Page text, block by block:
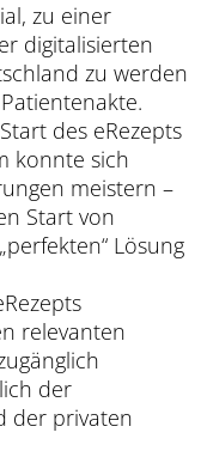
zu einer
digitalisierten
zu werden
des eRezepts
konnte sich
meistern –
Start von
Lösung
relevanten
der
der privaten